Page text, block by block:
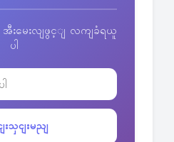
အီးမေးလျဖွင့ျ လကျခံရယူ
ပါ
းသှငျးမညျ